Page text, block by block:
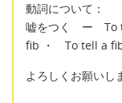
動詞について：
嘘をつく ー To
fib ・ To tell a
よろしくお願いし